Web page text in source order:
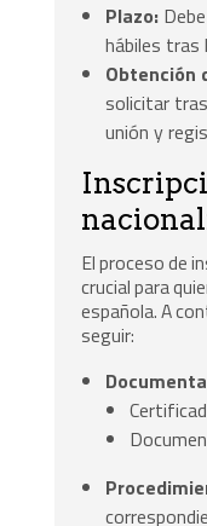
Plazo:
hábiles tras
Obtención
solicitar
unión y
El proceso de
crucial para
española. A
seguir: